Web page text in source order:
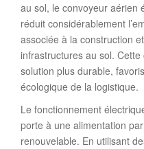
au sol, le convoyeur aérien
réduit considérablement
associée à la construction
infrastructures au sol.
solution plus durable,
écologique de la logistique.
Le fonctionnement
porte à une alimentation
renouvelable. En utilisant